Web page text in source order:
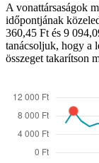
A vonattársaságok
időpontjának
360,45 Ft és 9
tanácsoljuk, hogy a
összeget takarítson